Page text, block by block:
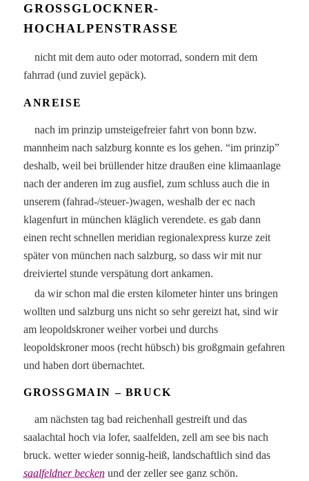
GROSSGLOCKNER-H
OCHALPENSTRASSE
nicht mit dem auto oder motorrad, sondern mit dem
fahrrad (und zuviel gepäck).
ANREISE
nach im prinzip umsteigefreier fahrt von bonn bzw.
mannheim nach salzburg konnte es los gehen. “im prinzip”
deshalb, weil bei brüllender hitze draußen eine klimaanlage
nach der anderen im zug ausfiel, zum schluss auch die in
unserem (fahrad-/steuer-)wagen, weshalb der ec nach
klagenfurt in münchen kläglich verendete. es gab dann
einen recht schnellen meridian regionalexpress kurze zeit
später von münchen nach salzburg, so dass wir mit nur
dreiviertel stunde verspätung dort ankamen.
da wir schon mal die ersten kilometer hinter uns bringen
wollten und salzburg uns nicht so sehr gereizt hat, sind wir
am leopoldskroner weiher vorbei und durchs
leopoldskroner moos (recht hübsch) bis großgmain gefahren
und haben dort übernachtet.
GROSSGMAIN – BRUCK
am nächsten tag bad reichenhall gestreift und das
saalachtal hoch via lofer, saalfelden, zell am see bis nach
bruck. wetter wieder sonnig-heiß, landschaftlich sind das
saalfeldner becken und der zeller see ganz schön.